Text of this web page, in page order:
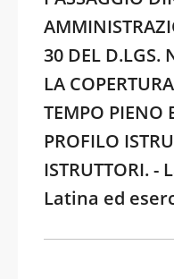
30 DEL D.LGS.
LA
TEMPO PIENO
PROFILO
ISTRUTTORI.
Latina ed